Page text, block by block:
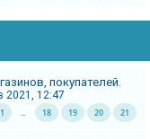
покупателей.
2021, 12:47
1 18 19 20 21